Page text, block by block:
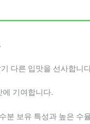
다른 입맛을 선사합니
기여합니다.
분 보유 특성과 높은 수